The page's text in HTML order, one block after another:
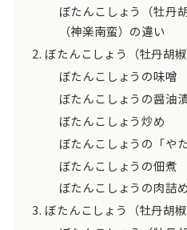
ぼたんこしょう（牡丹
（神楽南蛮）の違い
ぼたんこしょう（牡丹胡
ぼたんこしょうの味噌
ぼたんこしょうの醤油
ぼたんこしょう炒め
ぼたんこしょうの「やた
ぼたんこしょうの佃煮
ぼたんこしょうの肉詰め
ぼたんこしょう（牡丹胡